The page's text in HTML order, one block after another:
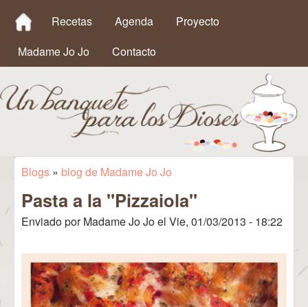
MAIN MENU
Recetas Agenda
Proyecto
Madame Jo Jo
Contacto
Un
Banquete
para los
Dioses
Se encuentra usted aquí
Blogs » blog de Madame Jo Jo
Pasta a la "Pizzaiola"
Enviado porMadame Jo Joel Vie, 01/03/2013 - 18:22